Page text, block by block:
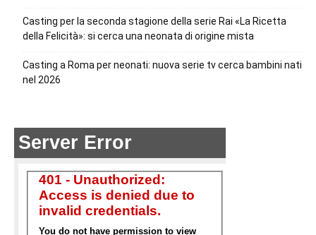
Casting per la seconda stagione della serie Rai «La Ricetta
della Felicità»: si cerca una neonata di origine mista
Casting a Roma per neonati: nuova serie tv cerca bambini nati
nel 2026